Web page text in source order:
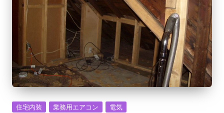
Posted
住宅内装 業務用エアコン 電気